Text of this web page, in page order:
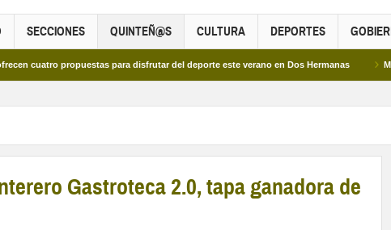
SECCIONES QUINTEÑ@S CULTURA DEPORTES
propuestas para disfrutar del deporte este verano en Dos Hermanas Más de dos
Gastroteca 2.0, tapa ganadora de